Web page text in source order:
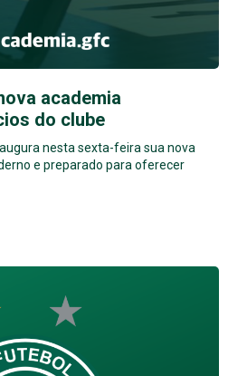
academia
do clube
nesta sexta-feira sua nova
e preparado para oferecer